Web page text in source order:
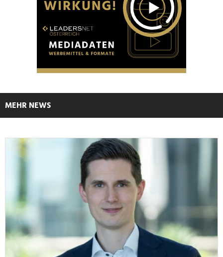
MEHR NEWS